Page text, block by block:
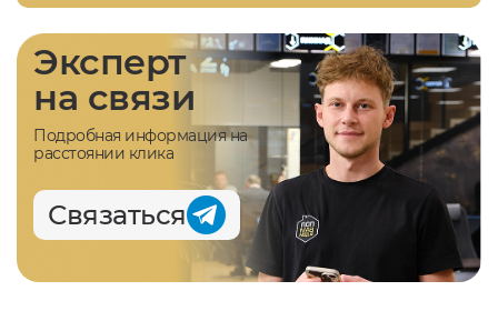
Эксперт
на связи
Подробная информация на
расстоянии клика
Связаться